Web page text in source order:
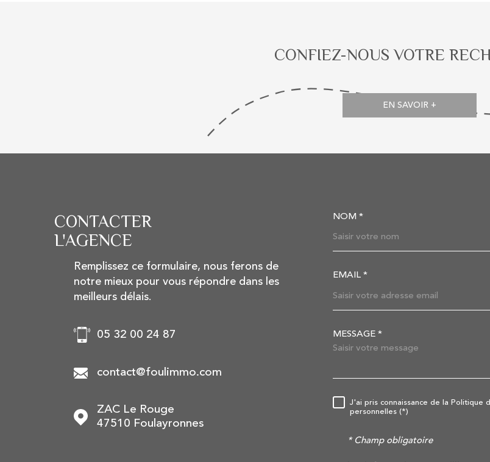
CONFIEZ-NOUS VOTRE
EN SAVOIR +
CONTACTER
L'AGENCE
Remplissez ce formulaire, nous ferons de
notre mieux pour vous répondre dans les
meilleurs délais.
05 32 00 24 87
contact@foulimmo.com
ZAC Le Rouge
47510
Foulayronnes
NOM *
EMAIL *
MESSAGE *
J'ai pris connaissance de la
personnelles (*)
* Champ obligatoire